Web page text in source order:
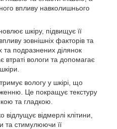
впливу навколишнього
шкіру, підвищує її
зовнішніх факторів та
подразнених ділянок
втраті вологи та допомагає
вологу у шкірі, що
Це покращує текстуру
та гладкою.
відлущує відмерлі клітини,
та стимулюючи її